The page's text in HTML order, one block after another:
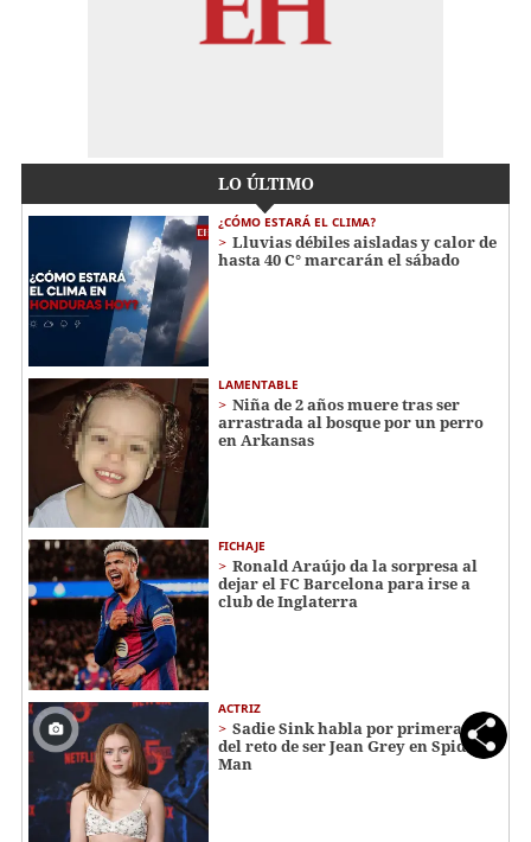
LO ÚLTIMO
¿CÓMO ESTARÁ EL CLIMA?
Lluvias débiles aisladas y calor de
hasta 40 C° marcarán el sábado
LAMENTABLE
Niña de 2 años muere tras ser
arrastrada al bosque por un perro
en Arkansas
FICHAJE
Ronald Araújo da la sorpresa al
dejar el FC Barcelona para irse a
club de Inglaterra
ACTRIZ
Sadie Sink habla por primera vez
del reto de ser Jean Grey en Spider-
Man